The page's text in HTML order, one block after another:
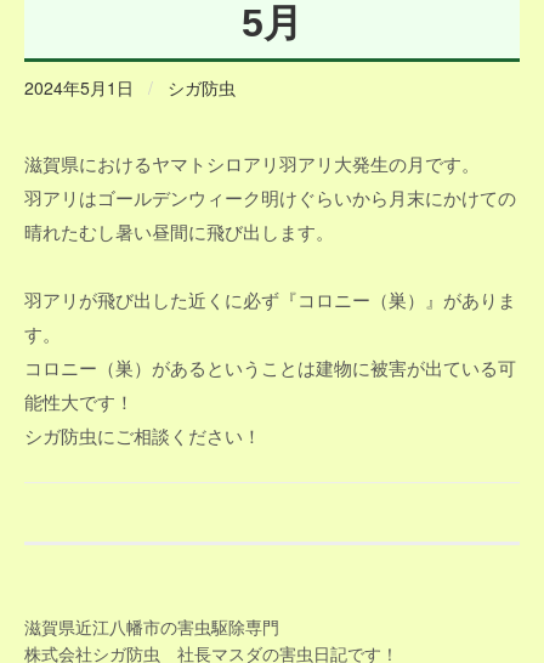
5月
2024年5月1日 / シガ防虫
滋賀県におけるヤマトシロアリ羽アリ大発生の月です。
羽アリはゴールデンウィーク明けぐらいから月末にかけての
晴れたむし暑い昼間に飛び出します。
羽アリが飛び出した近くに必ず『コロニー（巣）』がありま
す。
コロニー（巣）があるということは建物に被害が出ている可
能性大です！
シガ防虫にご相談ください！
滋賀県近江八幡市の害虫駆除専門
株式会社シガ防虫 社長マスダの害虫日記です！